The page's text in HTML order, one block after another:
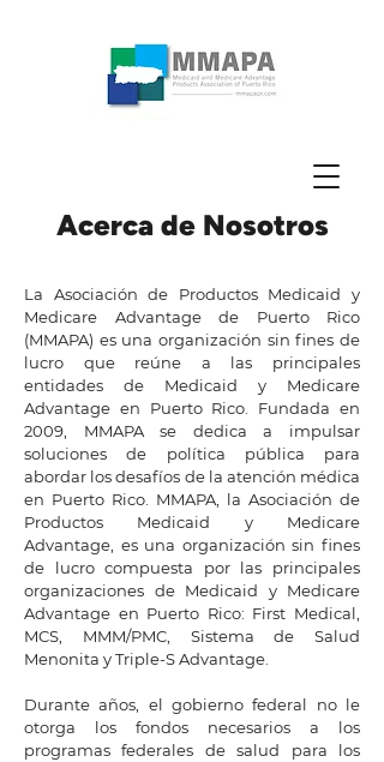
Acerca de Nosotros
La Asociación de Productos Medicaid y
Medicare Advantage de Puerto Rico
(MMAPA) es una organización sin fines de
lucro que reúne a las principales
entidades de Medicaid y Medicare
Advantage en Puerto Rico. Fundada en
2009, MMAPA se dedica a impulsar
soluciones de política pública para
abordar los desafíos de la atención médica
en Puerto Rico. MMAPA, la Asociación de
Productos Medicaid y Medicare
Advantage, es una organización sin fines
de lucro compuesta por las principales
organizaciones de Medicaid y Medicare
Advantage en Puerto Rico: First Medical,
MCS, MMM/PMC, Sistema de Salud
Menonita y Triple-S Advantage.
Durante años, el gobierno federal no le
otorga los fondos necesarios a los
programas federales de salud para los